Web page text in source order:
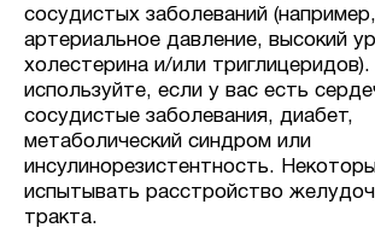
сосудистых заболеваний
артериальное давление, высокий
холестерина и/или
используйте, если у вас есть
сосудистые заболевания, диабет,
метаболический синдром или
инсулинорезистентность.
испытывать расстройство
тракта.